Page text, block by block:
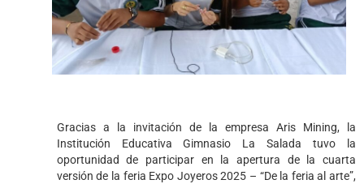
Gracias a la invitación de la empresa Aris Mining, la
Institución Educativa Gimnasio La Salada tuvo la
oportunidad de participar en la apertura de la cuarta
versión de la feria Expo Joyeros 2025 – “De la feria al arte”,